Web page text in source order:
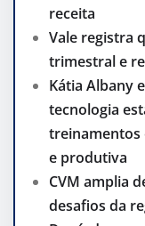
receita
Vale registra
trimestral e
Kátia Albany
tecnologia
treinamentos
e produtiva
CVM amplia
desafios da